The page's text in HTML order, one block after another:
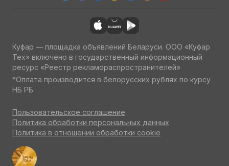
Куфар — площадка объявлений Беларуси. ООО «Куфар
Тех» включено в государственный информационный
ресурс «Реестр рекламораспространителей»
*Оплата производится в белорусских рублях по курсу
НБ РБ.
Пользовательское соглашение
Политика обработки персональных данных
Политика в отношении обработки cookie